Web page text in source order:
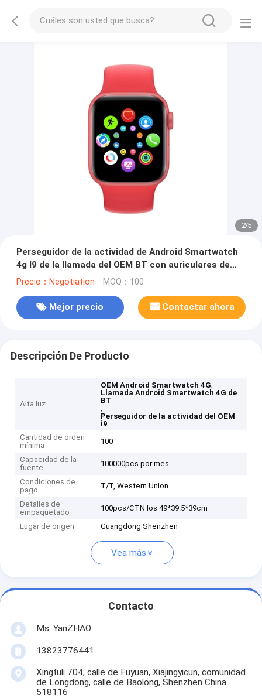
2/5
Perseguidor de la actividad de Android Smartwatch
4g I9 de la llamada del OEM BT con auriculares de
botón
Precio：Negotiation MOQ：100
Mejor precio Contactar ahora
Descripción De Producto
Alta luz
OEM Android Smartwatch 4G,
Llamada Android Smartwatch 4G de
BT
,
Perseguidor de la actividad del OEM
i9
Cantidad de orden
mínima
100
Capacidad de la
fuente
100000pcs por mes
Condiciones de
pago
T/T, Western Union
Detalles de
empaquetado
100pcs/CTN los 49*39.5*39cm
Lugar de origen Guangdong Shenzhen
Vea más
Contacto
Ms. YanZHAO
13823776441
Xingfuli 704, calle de Fuyuan, Xiajingyicun, comunidad
de Longdong, calle de Baolong, Shenzhen China
518116